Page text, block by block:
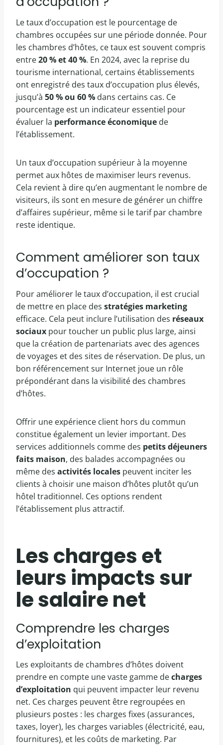
Le taux d’occupation est le pourcentage de
chambres occupées sur une période donnée. Pour
les chambres d’hôtes, ce taux est souvent compris
entre20 % et 40 %. En 2024, avec la reprise du
tourisme international, certains établissements
ont enregistré des taux d’occupation plus élevés,
jusqu’à 50 % ou 60 % dans certains cas. Ce
pourcentage est un indicateur essentiel pour
évaluer la performance économique de
l’établissement.
Un taux d’occupation supérieur à la moyenne
permet aux hôtes de maximiser leurs revenus.
Cela revient à dire qu’en augmentant le nombre de
visiteurs, ils sont en mesure de générer un chiffre
d’affaires supérieur, même si le tarif par chambre
reste identique.
Comment améliorer son taux
d’occupation ?
Pour améliorer le taux d’occupation, il est crucial
de mettre en place des stratégies marketing
efficace. Cela peut inclure l’utilisation des réseaux
sociaux pour toucher un public plus large, ainsi
que la création de partenariats avec des agences
de voyages et des sites de réservation. De plus, un
bon référencement sur Internet joue un rôle
prépondérant dans la visibilité des chambres
d’hôtes.
Offrir une expérience client hors du commun
constitue également un levier important. Des
services additionnels comme des petits déjeuners
faits maison, des balades accompagnées ou
même des activités locales peuvent inciter les
clients à choisir une maison d’hôtes plutôt qu’un
hôtel traditionnel. Ces options rendent
l’établissement plus attractif.
Les charges et
leurs impacts sur
le salaire net
Comprendre les charges
d’exploitation
Les exploitants de chambres d’hôtes doivent
prendre en compte une vaste gamme decharges
d’exploitation qui peuvent impacter leur revenu
net. Ces charges peuvent être regroupées en
plusieurs postes : les charges fixes (assurances,
taxes, loyer), les charges variables (électricité, eau,
fournitures), et les coûts de marketing. Par